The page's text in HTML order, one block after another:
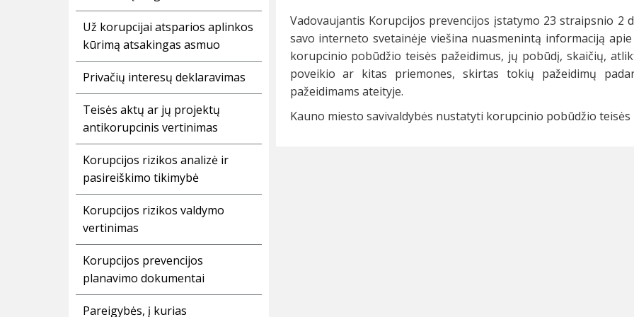
Už korupcijai atsparios aplinkos
kūrimą atsakingas asmuo
Privačių interesų deklaravimas
Teisės aktų ar jų projektų
antikorupcinis vertinimas
Korupcijos rizikos analizė ir
pasireiškimo tikimybė
Korupcijos rizikos valdymo
vertinimas
Korupcijos prevencijos
planavimo dokumentai
Pareigybės, į kurias
Vadovaujantis Korupcijos prevencijos įstatymo 23 straipsnio
savo interneto svetainėje viešina nuasmenintą informaciją
korupcinio pobūdžio teisės pažeidimus, jų pobūdį, skaičių,
poveikio ar kitas priemones, skirtas tokių pažeidimų
pažeidimams ateityje.
Kauno miesto savivaldybės nustatyti korupcinio pobūdžio teisės